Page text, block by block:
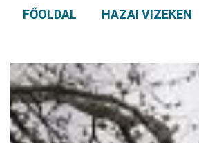
FŐOLDAL HAZAI VIZEKEN